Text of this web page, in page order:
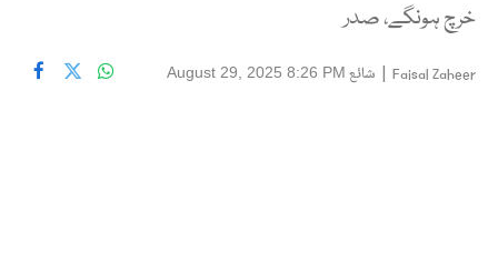
خرچ ہونگے، صدر
Faisal Zaheer
| شائع August 29, 2025 8:26 PM